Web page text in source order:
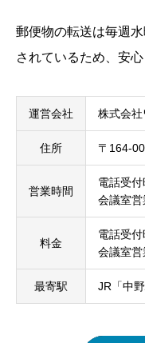
郵便物の転送は毎週
されているため、安
運営会社 株式会
住所 〒164-
営業時間
電話受
会議室
料金
電話受
会議室
最寄駅 JR「中